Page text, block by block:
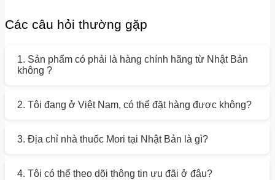
Các câu hỏi thường gặp
1. Sản phẩm có phải là hàng chính hãng từ Nhật Bản
không ?
2. Tôi đang ở Việt Nam, có thể đặt hàng được không?
3. Địa chỉ nhà thuốc Mori tại Nhật Bản là gì?
4. Tôi có thể theo dõi thông tin ưu đãi ở đâu?